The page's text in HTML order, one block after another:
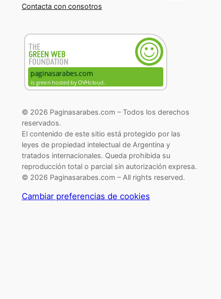
Contacta con consotros
© 2026 Paginasarabes.com – Todos los derechos
reservados.
El contenido de este sitio está protegido por las
leyes de propiedad intelectual de Argentina y
tratados internacionales. Queda prohibida su
reproducción total o parcial sin autorización expresa.
© 2026 Paginasarabes.com – All rights reserved.
Cambiar preferencias de cookies